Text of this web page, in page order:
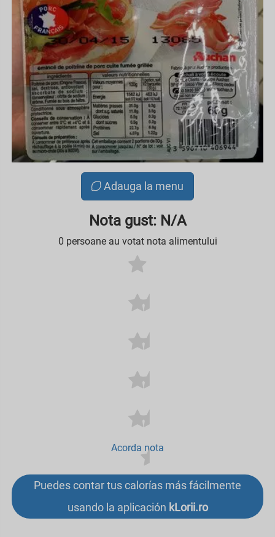
Adauga la menu
Nota gust: N/A
0 persoane au votat nota alimentului
Acorda nota
Puedes contar tus calorías más fácilmente
usando la aplicación kLorii.ro